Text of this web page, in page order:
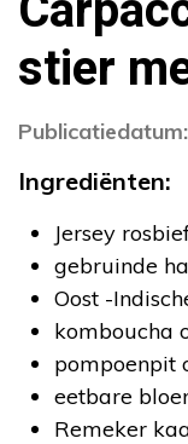
stier
Ingrediënten:
Jersey
gebruinde
Oost -
komboucha
pompoenpit
eetbare
Remeker